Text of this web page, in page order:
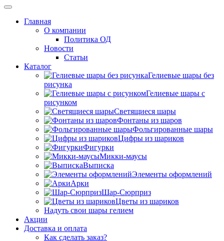
Главная
О компании
Политика ОД
Новости
Статьи
Каталог
Гелиевые шары без
рисунка
Гелиевые шары с
рисунком
Светящиеся шары
Фонтаны из шаров
Фольгированные шары
Цифры из шариков
Фигурки
Микки-маусы
Выписка
Элементы оформлений
Арки
Шар-Сюрприз
Цветы из шариков
Надуть свои шары гелием
Акции
Доставка и оплата
Как сделать заказ?